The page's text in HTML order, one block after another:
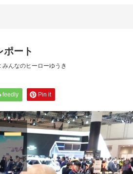
ート
みんなのヒーローゆうき
feedly Pin it